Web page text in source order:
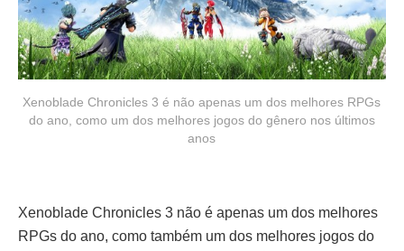
Xenoblade Chronicles 3 é não apenas um dos melhores RPGs
do ano, como um dos melhores jogos do gênero nos últimos
anos
Xenoblade Chronicles 3 não é apenas um dos melhores
RPGs do ano, como também um dos melhores jogos do